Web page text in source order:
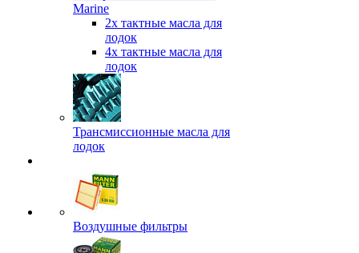
Marine
2х тактные масла для
лодок
4х тактные масла для
лодок
Трансмиссионные масла для
лодок
Воздушные фильтры